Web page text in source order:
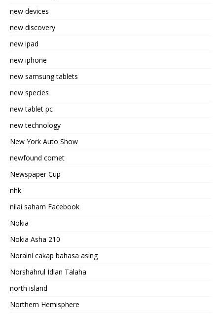
new devices
new discovery
new ipad
new iphone
new samsung tablets
new species
new tablet pc
new technology
New York Auto Show
newfound comet
Newspaper Cup
nhk
nilai saham Facebook
Nokia
Nokia Asha 210
Noraini cakap bahasa asing
Norshahrul Idlan Talaha
north island
Northern Hemisphere